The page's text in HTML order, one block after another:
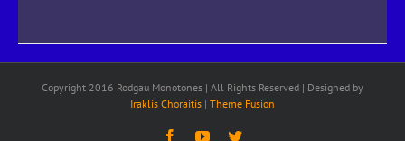
Copyright 2016 Rodgau Monotones | All Rights Reserved | Designed by
Iraklis Choraitis | Theme Fusion
FacebookYouTubeTwitter